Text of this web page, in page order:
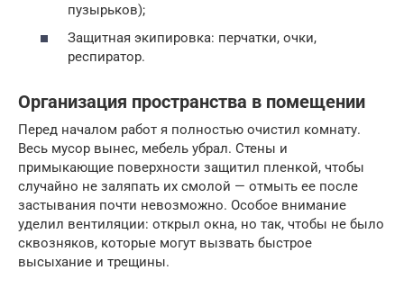
пузырьков);
Защитная экипировка: перчатки, очки,
респиратор.
Организация пространства в помещении
Перед началом работ я полностью очистил комнату.
Весь мусор вынес, мебель убрал. Стены и
примыкающие поверхности защитил пленкой, чтобы
случайно не заляпать их смолой — отмыть ее после
застывания почти невозможно. Особое внимание
уделил вентиляции: открыл окна, но так, чтобы не было
сквозняков, которые могут вызвать быстрое
высыхание и трещины.